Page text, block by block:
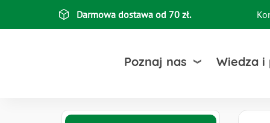
Darmowa dostawa od 70 zł.
Poznaj nas Wiedza i